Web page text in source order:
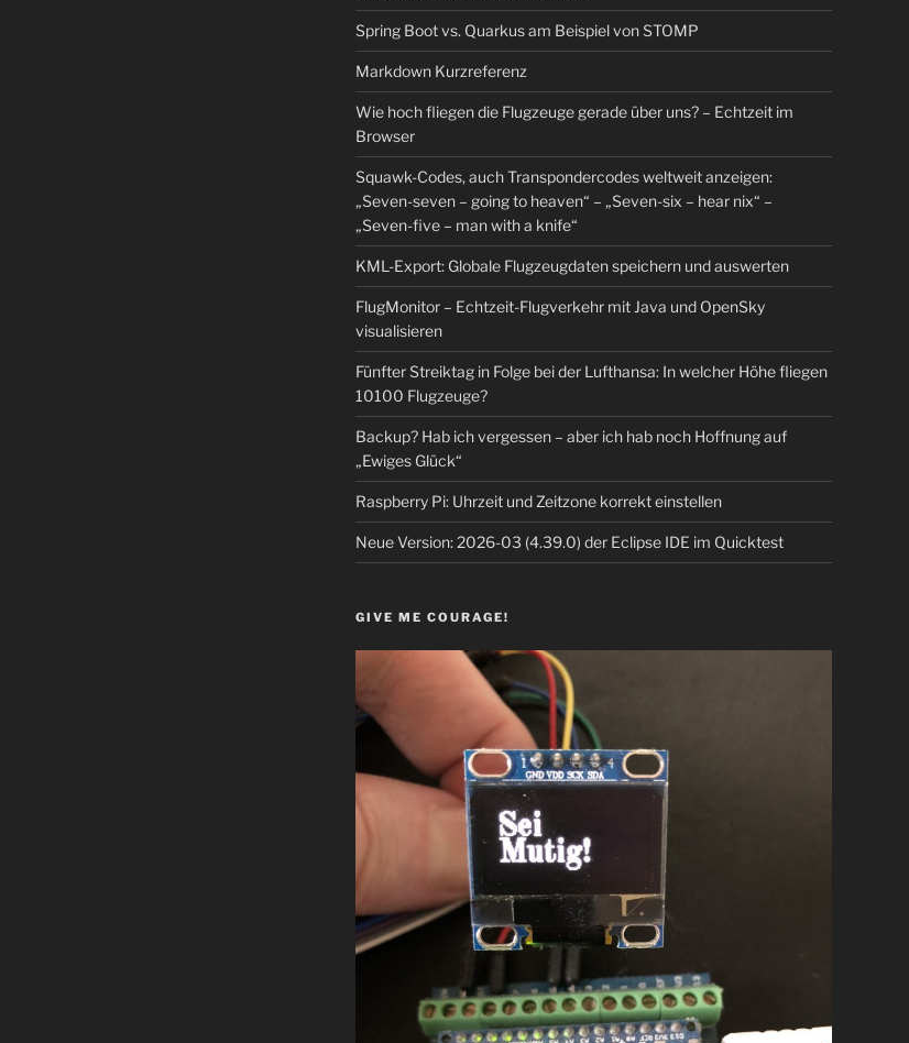
Spring Boot vs. Quarkus am Beispiel von STOMP
Markdown Kurzreferenz
Wie hoch fliegen die Flugzeuge gerade über uns? – Echtzeit im
Browser
Squawk-Codes, auch Transpondercodes weltweit anzeigen:
„Seven-seven – going to heaven“ – „Seven-six – hear nix“ –
„Seven-five – man with a knife“
KML-Export: Globale Flugzeugdaten speichern und auswerten
FlugMonitor – Echtzeit-Flugverkehr mit Java und OpenSky
visualisieren
Fünfter Streiktag in Folge bei der Lufthansa: In welcher Höhe fliegen
10100 Flugzeuge?
Backup? Hab ich vergessen – aber ich hab noch Hoffnung auf
„Ewiges Glück“
Raspberry Pi: Uhrzeit und Zeitzone korrekt einstellen
Neue Version: 2026-03 (4.39.0) der Eclipse IDE im Quicktest
GIVE ME COURAGE!